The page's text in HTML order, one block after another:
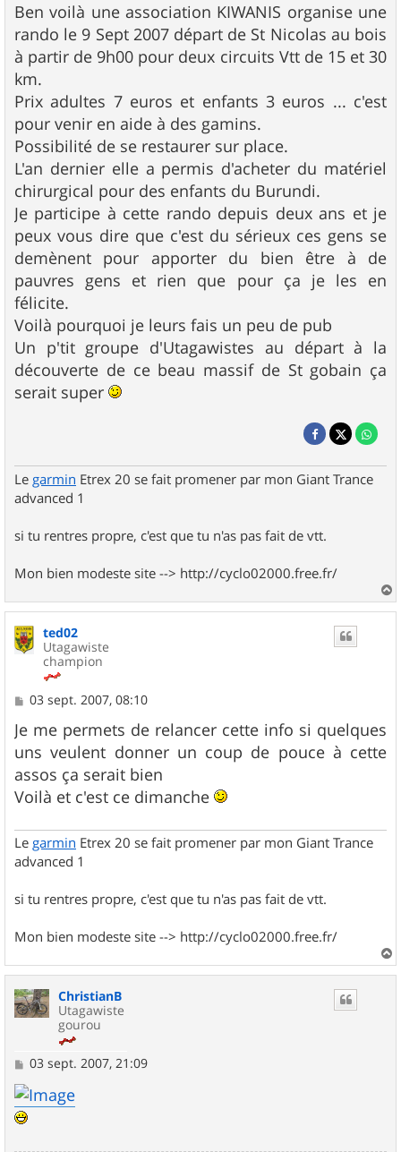
Ben voilà une association KIWANIS organise une
rando le 9 Sept 2007 départ de St Nicolas au bois
à partir de 9h00 pour deux circuits Vtt de 15 et 30
km.
Prix adultes 7 euros et enfants 3 euros ... c'est
pour venir en aide à des gamins.
Possibilité de se restaurer sur place.
L'an dernier elle a permis d'acheter du matériel
chirurgical pour des enfants du Burundi.
Je participe à cette rando depuis deux ans et je
peux vous dire que c'est du sérieux ces gens se
demènent pour apporter du bien être à de
pauvres gens et rien que pour ça je les en
félicite.
Voilà pourquoi je leurs fais un peu de pub
Un p'tit groupe d'Utagawistes au départ à la
découverte de ce beau massif de St gobain ça
serait super
Le garmin Etrex 20 se fait promener par mon Giant Trance
advanced 1
si tu rentres propre, c'est que tu n'as pas fait de vtt.
Mon bien modeste site --> http://cyclo02000.free.fr/
a
u
ted02
Utagawiste
champion
M
s
s
a
g
e
03 sept. 2007, 08:10
Je me permets de relancer cette info si quelques
uns veulent donner un coup de pouce à cette
assos ça serait bien
Voilà et c'est ce dimanche
Le garmin Etrex 20 se fait promener par mon Giant Trance
advanced 1
si tu rentres propre, c'est que tu n'as pas fait de vtt.
Mon bien modeste site --> http://cyclo02000.free.fr/
a
ChristianB
Utagawiste
gourou
M
s
s
a
e
03 sept. 2007, 21:09